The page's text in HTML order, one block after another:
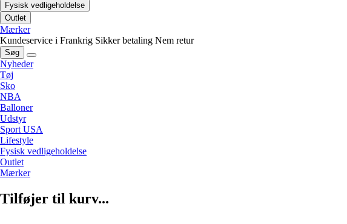
Fysisk vedligeholdelse
Outlet
Mærker
Kundeservice i Frankrig Sikker betaling Nem retur
Søg
Nyheder
Tøj
Sko
NBA
Balloner
Udstyr
Sport USA
Lifestyle
Fysisk vedligeholdelse
Outlet
Mærker
Tilføjer til kurv...